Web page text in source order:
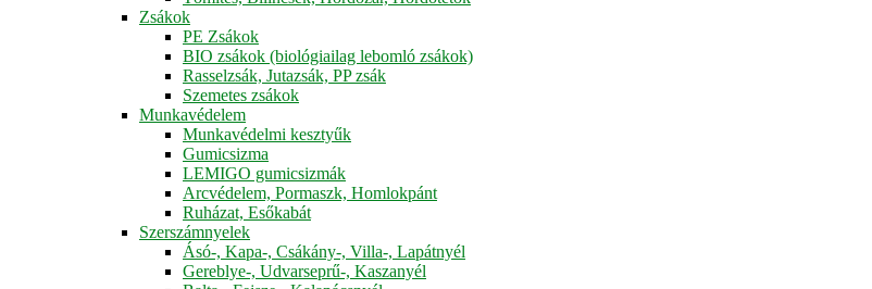
Zsákok
PE Zsákok
BIO zsákok (biológiailag lebomló zsákok)
Rasselzsák, Jutazsák, PP zsák
Szemetes zsákok
Munkavédelem
Munkavédelmi kesztyűk
Gumicsizma
LEMIGO gumicsizmák
Arcvédelem, Pormaszk, Homlokpánt
Ruházat, Esőkabát
Szerszámnyelek
Ásó-, Kapa-, Csákány-, Villa-, Lapátnyél
Gereblye-, Udvarseprű-, Kaszanyél